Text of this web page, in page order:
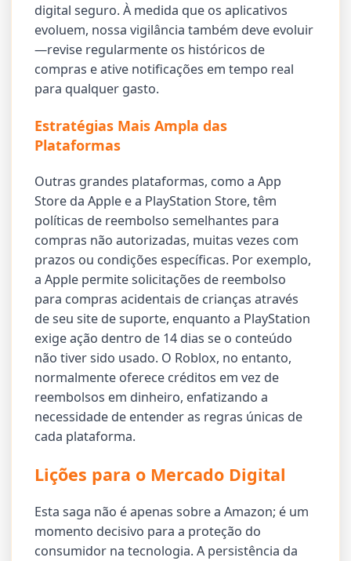
digital seguro. À medida que os aplicativos
evoluem, nossa vigilância também deve evoluir
—revise regularmente os históricos de
compras e ative notificações em tempo real
para qualquer gasto.
Estratégias Mais Ampla das
Plataformas
Outras grandes plataformas, como a App
Store da Apple e a PlayStation Store, têm
políticas de reembolso semelhantes para
compras não autorizadas, muitas vezes com
prazos ou condições específicas. Por exemplo,
a Apple permite solicitações de reembolso
para compras acidentais de crianças através
de seu site de suporte, enquanto a PlayStation
exige ação dentro de 14 dias se o conteúdo
não tiver sido usado. O Roblox, no entanto,
normalmente oferece créditos em vez de
reembolsos em dinheiro, enfatizando a
necessidade de entender as regras únicas de
cada plataforma.
Lições para o Mercado Digital
Esta saga não é apenas sobre a Amazon; é um
momento decisivo para a proteção do
consumidor na tecnologia. A persistência da